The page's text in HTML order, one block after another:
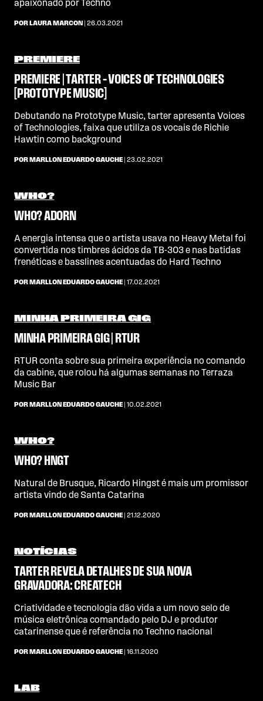
apaixonado por Techno
POR LAURA MARCON | 26.03.2021
PREMIERE
PREMIERE | TARTER – VOICES OF TECHNOLOGIES
[PROTOTYPE MUSIC]
Debutando na Prototype Music, tarter apresenta Voices
of Technologies, faixa que utiliza os vocais de Richie
Hawtin como background
POR MARLLON EDUARDO GAUCHE | 23.02.2021
WHO?
WHO? ADORN
A energia intensa que o artista usava no Heavy Metal foi
convertida nos timbres ácidos da TB-303 e nas batidas
frenéticas e basslines acentuadas do Hard Techno
POR MARLLON EDUARDO GAUCHE | 17.02.2021
MINHA PRIMEIRA GIG
MINHA PRIMEIRA GIG | RTUR
RTUR conta sobre sua primeira experiência no comando
da cabine, que rolou há algumas semanas no Terraza
Music Bar
POR MARLLON EDUARDO GAUCHE | 10.02.2021
WHO?
WHO? HNGT
Natural de Brusque, Ricardo Hingst é mais um promissor
artista vindo de Santa Catarina
POR MARLLON EDUARDO GAUCHE | 21.12.2020
NOTÍCIAS
TARTER REVELA DETALHES DE SUA NOVA
GRAVADORA: CREATECH
Criatividade e tecnologia dão vida a um novo selo de
música eletrônica comandado pelo DJ e produtor
catarinense que é referência no Techno nacional
POR MARLLON EDUARDO GAUCHE | 16.11.2020
LAB